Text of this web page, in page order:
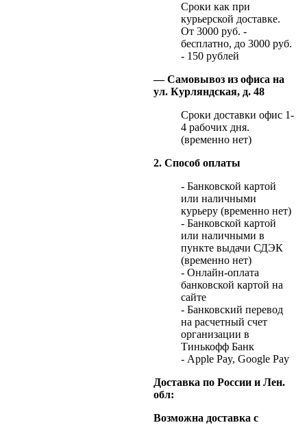
Сроки как при
курьерской доставке.
От 3000 руб. -
бесплатно, до 3000 руб.
- 150 рублей
— Самовывоз из офиса на
ул. Курляндская, д. 48
Сроки доставки офис 1-
4 рабочих дня.
(временно нет)
2. Способ оплаты
- Банковской картой
или наличными
курьеру (временно нет)
- Банковской картой
или наличными в
пункте выдачи СДЭК
(временно нет)
- Онлайн-оплата
банковской картой на
сайте
- Банковский перевод
на расчетный счет
организации в
Тинькофф Банк
- Apple Pay, Google Pay
Доставка по России и Лен.
обл:
Возможна доставка с